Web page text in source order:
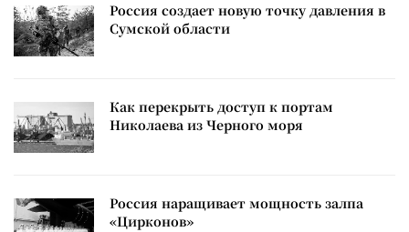
Россия создает новую точку давления в
Сумской области
Как перекрыть доступ к портам
Николаева из Черного моря
Россия наращивает мощность залпа
«Цирконов»